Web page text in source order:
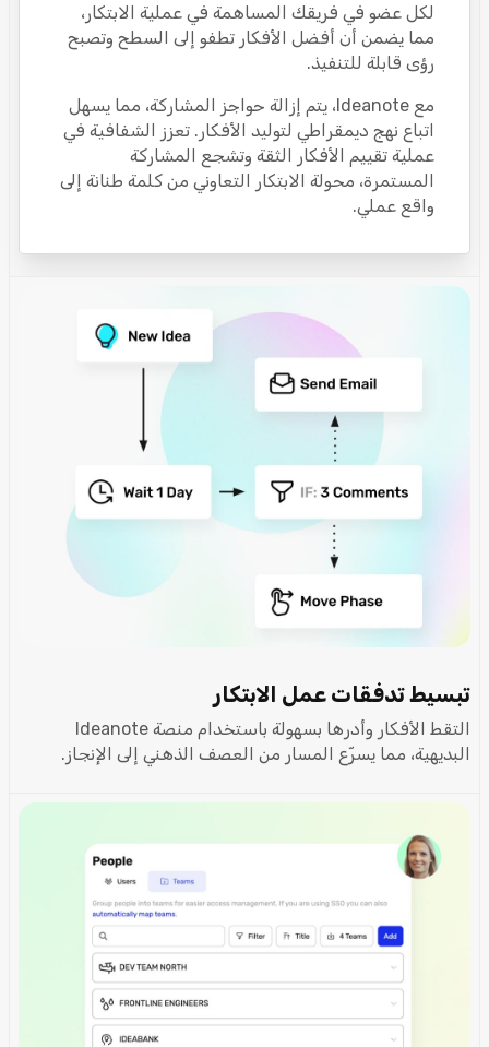
لكل عضو في فريقك المساهمة في عملية الابتكار،
مما يضمن أن أفضل الأفكار تطفو إلى السطح وتصبح
رؤى قابلة للتنفيذ.
مع Ideanote، يتم إزالة حواجز المشاركة، مما يسهل
اتباع نهج ديمقراطي لتوليد الأفكار. تعزز الشفافية في
عملية تقييم الأفكار الثقة وتشجع المشاركة
المستمرة، محولة الابتكار التعاوني من كلمة طنانة إلى
واقع عملي.
تبسيط تدفقات عمل الابتكار
التقط الأفكار وأدرها بسهولة باستخدام منصة Ideanote
البديهية، مما يسرّع المسار من العصف الذهني إلى الإنجاز.